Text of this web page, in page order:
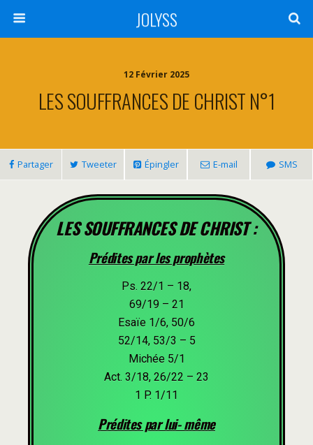
JOLYSS
12 Février 2025
LES SOUFFRANCES DE CHRIST N°1
Partager Tweeter Épingler E-mail SMS
LES SOUFFRANCES DE CHRIST :
Prédites par les prophètes
Ps. 22/1 – 18,
69/19 – 21
Esaïe 1/6, 50/6
52/14, 53/3 – 5
Michée 5/1
Act. 3/18, 26/22 – 23
1 P. 1/11
Prédites par lui- même